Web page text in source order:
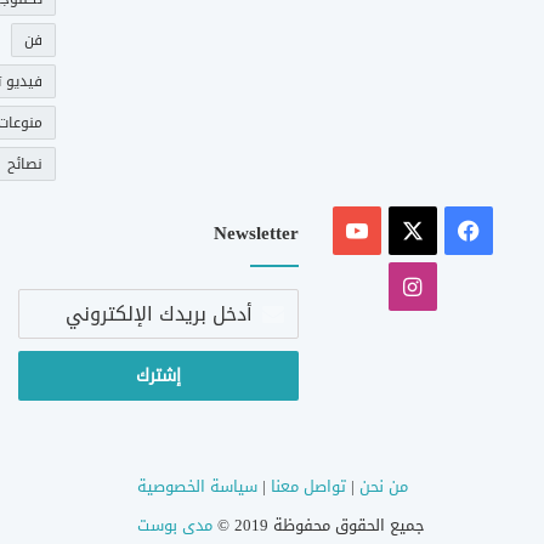
فن
فيديو
نصائح
فيسبوك
‫YouTube
انستقرام
Newsletter
أدخل
الإلكتروني
من نحن |تواصل معنا |سياسة الخصوصية
جميع الحقوق محفوظة 2019 ©
مدى بوست